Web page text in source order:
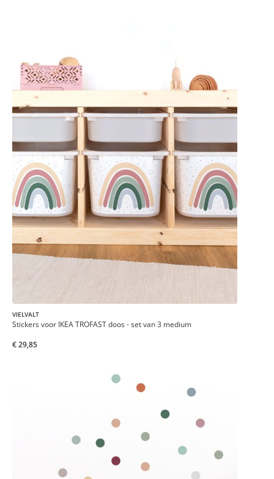
VIELVALT
Stickers voor IKEA TROFAST doos - set van 3 medium
€ 29,85